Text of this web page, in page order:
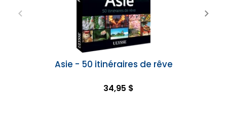
Asie - 50 itinéraires de rêve
34,95 $